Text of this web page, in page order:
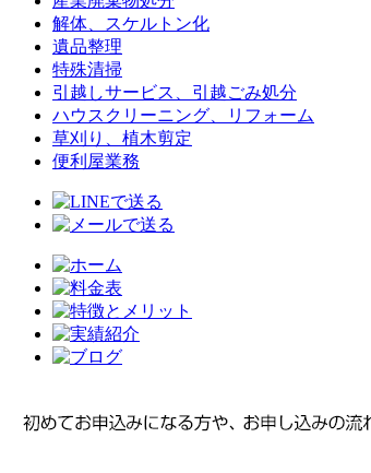
解体、スケルトン化
遺品整理
特殊清掃
引越しサービス、引越ごみ処分
ハウスクリーニング、リフォーム
草刈り、植木剪定
便利屋業務